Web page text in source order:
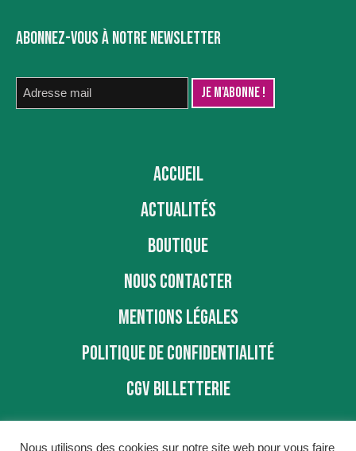
ABONNEZ-VOUS À NOTRE NEWSLETTER
ACCUEIL
ACTUALITÉS
BOUTIQUE
NOUS CONTACTER
MENTIONS LÉGALES
POLITIQUE DE CONFIDENTIALITÉ
CGV BILLETTERIE
Nous utilisons des cookies sur notre site web pour vous faire